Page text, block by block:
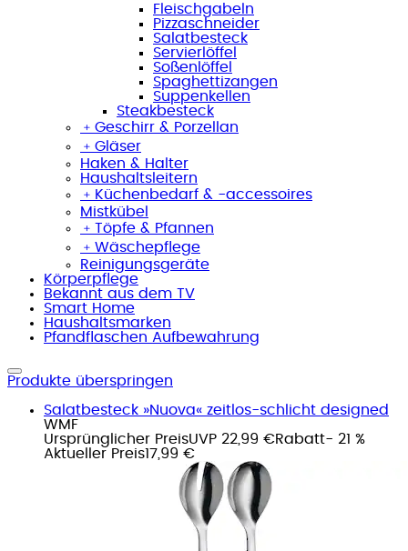
Fleischgabeln
Pizzaschneider
Salatbesteck
Servierlöffel
Soßenlöffel
Spaghettizangen
Suppenkellen
Steakbesteck
﹢ Geschirr & Porzellan
﹢ Gläser
Haken & Halter
Haushaltsleitern
﹢ Küchenbedarf & -accessoires
Mistkübel
﹢ Töpfe & Pfannen
﹢ Wäschepflege
Reinigungsgeräte
Körperpflege
Bekannt aus dem TV
Smart Home
Haushaltsmarken
Pfandflaschen Aufbewahrung
Produkte überspringen
Salatbesteck »Nuova« zeitlos-schlicht designed
WMF
Ursprünglicher PreisUVP 22,99 €Rabatt- 21 %
Aktueller Preis17,99 €